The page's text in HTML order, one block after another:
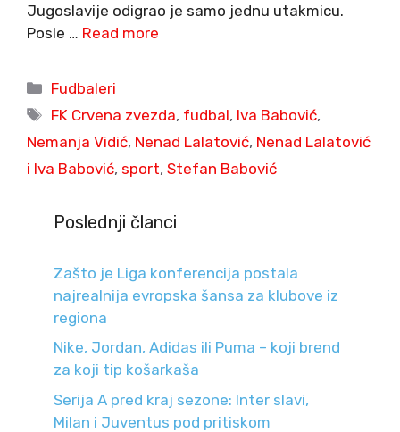
Jugoslavije odigrao je samo jednu utakmicu.
Posle … Read more
Categories
Fudbaleri
Tags
FK Crvena zvezda, fudbal, Iva Babović,
Nemanja Vidić, Nenad Lalatović, Nenad Lalatović
i Iva Babović, sport, Stefan Babović
Poslednji članci
Zašto je Liga konferencija postala
najrealnija evropska šansa za klubove iz
regiona
Nike, Jordan, Adidas ili Puma – koji brend
za koji tip košarkaša
Serija A pred kraj sezone: Inter slavi,
Milan i Juventus pod pritiskom